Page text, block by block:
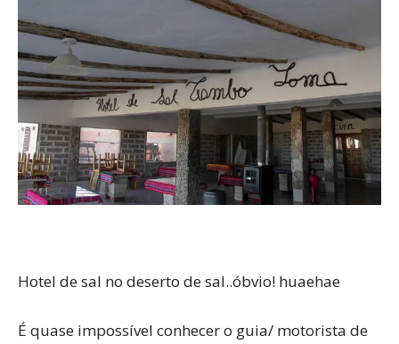
Hotel de sal no deserto de sal..óbvio! huaehae
É quase impossível conhecer o guia/ motorista de